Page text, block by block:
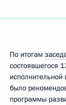
По итогам
состоявшегося
было
программы